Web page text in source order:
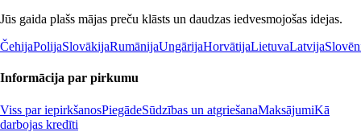
Jūs gaida plašs mājas preču klāsts un daudzas iedvesmojošas idejas.
ČehijaPolijaSlovākijaRumānijaUngārijaHorvātijaLietuvaLatvija
Informācija par pirkumu
Viss par iepirkšanosPiegādeSūdzības un atgriešanaMaksājumiKā
darbojas kredīti